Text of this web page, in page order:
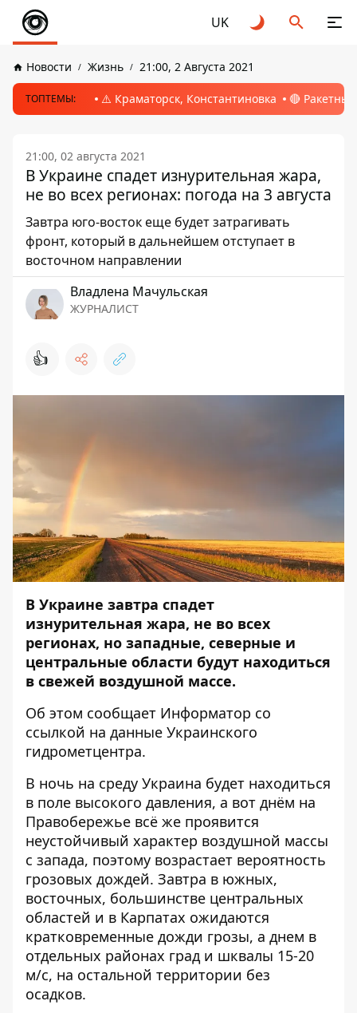
UK
Новости Жизнь 21:00, 2 Августа 2021
ТОПТЕМЫ: ⚠️ Краматорск, Константиновка 🔴
21:00, 02 августа 2021
В Украине спадет изнурительная жара,
не во всех регионах: погода на 3 августа
Завтра юго-восток еще будет затрагивать
фронт, который в дальнейшем отступает в
восточном направлении
Владлена Мачульская
ЖУРНАЛИСТ
👍
В Украине завтра спадет
изнурительная жара, не во всех
регионах, но западные, северные и
центральные области будут находиться
в свежей воздушной массе.
Об этом сообщает Информатор со
ссылкой на данные Украинского
гидрометцентра.
В ночь на среду Украина будет находиться
в поле высокого давления, а вот днём ​​на
Правобережье всё же проявится
неустойчивый характер воздушной массы
с запада, поэтому возрастает вероятность
грозовых дождей. Завтра в южных,
восточных, большинстве центральных
областей и в Карпатах ожидаются
кратковременные дожди грозы, а днем ​​в
отдельных районах град и шквалы 15-20
м/с, на остальной территории без
осадков.